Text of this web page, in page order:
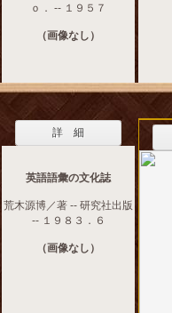
ｏ． -- １９５７
（画像なし）
詳 細
英語語彙の文化誌
荒木源博／著 -- 研究社出版
-- １９８３．６
（画像なし）